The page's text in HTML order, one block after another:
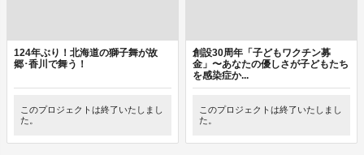
124年ぶり！北海道の獅子舞が故
郷･香川で舞う！
このプロジェクトは終了いたしまし
た。
創設30周年「子どもワクチン募
金」〜あなたの優しさが子どもたち
を感染症か...
このプロジェクトは終了いたしまし
た。